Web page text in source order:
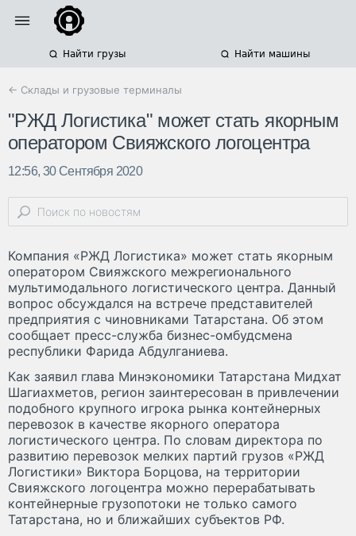
Найти грузы Найти машины
← Склады и грузовые терминалы
"РЖД Логистика" может стать якорным
оператором Свияжского логоцентра
12:56, 30 Сентября 2020
Компания «РЖД Логистика» может стать якорным
оператором Свияжского межрегионального
мультимодального логистического центра. Данный
вопрос обсуждался на встрече представителей
предприятия с чиновниками Татарстана. Об этом
сообщает пресс-служба бизнес-омбудсмена
республики Фарида Абдулганиева.
Как заявил глава Минэкономики Татарстана Мидхат
Шагиахметов, регион заинтересован в привлечении
подобного крупного игрока рынка контейнерных
перевозок в качестве якорного оператора
логистического центра. По словам директора по
развитию перевозок мелких партий грузов «РЖД
Логистики» Виктора Борцова, на территории
Свияжского логоцентра можно перерабатывать
контейнерные грузопотоки не только самого
Татарстана, но и ближайших субъектов РФ.